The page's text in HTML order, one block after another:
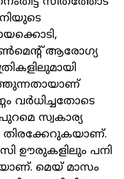
ആരോഗ്യ
വര്‍ധിച്ചതോടെ
സ്വകാര്യ
ഊരുകളിലും പനി
മെയ് മാസം